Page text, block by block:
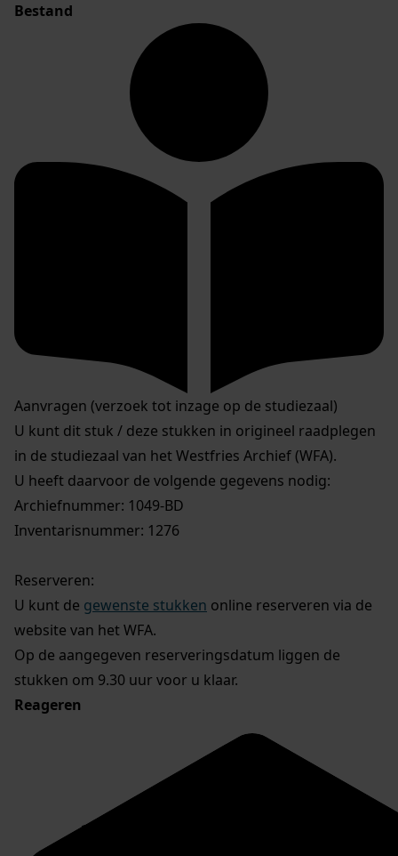
Bestand
Aanvragen (verzoek tot inzage op de studiezaal)
U kunt dit stuk / deze stukken in origineel raadplegen
in de studiezaal van het Westfries Archief (WFA).
U heeft daarvoor de volgende gegevens nodig:
Archiefnummer: 1049-BD
Inventarisnummer: 1276
Reserveren:
U kunt de gewenste stukken online reserveren via de
website van het WFA.
Op de aangegeven reserveringsdatum liggen de
stukken om 9.30 uur voor u klaar.
Reageren